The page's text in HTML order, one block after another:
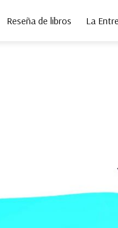
Reseña de libros La